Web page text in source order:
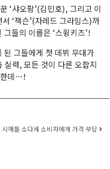
‘샤오팡’(김민호), 그리고 이
‘잭슨’(자레드 그라임스)까
들의 이름은 ‘스윙키즈’!
된 그들에게 첫 데뷔 무대가
력, 모든 것이 다른 오합지
한데…!
시애틀 소다세 소비자에게 가격 부담